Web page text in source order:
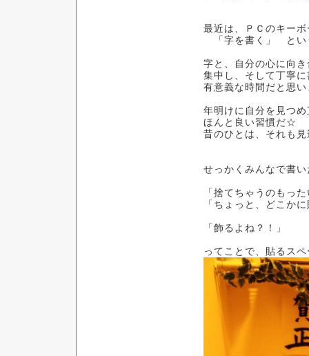
最近は、ＰＣのキー
「字を書く」 とい
字と、自分の心に向き
集中し、そして丁寧
有意義な時間だと思
年明けに自分を見つ
ほんと良い習慣だ☆
昔のひとは、それも
せっかくみんなで書
「捨てちゃうのもっ
「ちょっと、どこか
「飾るよね？！」
ってことで、貼るス